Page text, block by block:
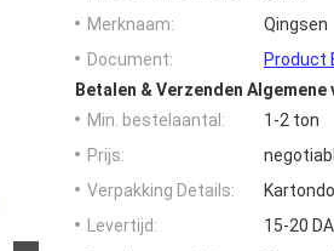
Merknaam:
Qingsen
Document:
Product
Betalen & Verzenden
Min. bestelaantal:
1-2 ton
Prijs:
Verpakking Details:
Levertijd:
15-20